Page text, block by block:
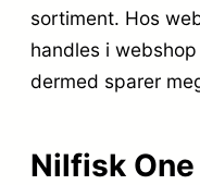
sortiment. Hos
handles i
dermed sparer
Nilfisk